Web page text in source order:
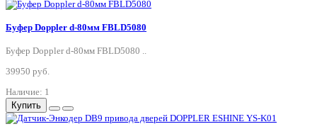
Буфер Doppler d-80мм FBLD5080
Буфер Doppler d-80мм FBLD5080 ..
39950 руб.
Наличие: 1
Купить